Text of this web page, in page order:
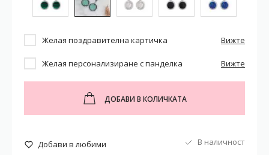
Желая поздравителна картичка Вижте
Желая персонализиране с панделка Вижте
ДОБАВИ В КОЛИЧКАТА
Добави в любими В наличност